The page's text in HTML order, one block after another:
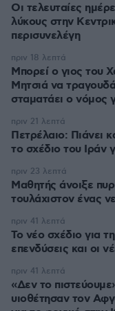
Οι τελευταίες
λύκους στην
περισυνελέγη
Μπορεί ο γιος του
Μητσιά να
σταματάει ο νόμος
πριν 18 λεπτά
Πετρέλαιο: Πιάνει
το σχέδιο του Ιράν
πριν 21 λεπτά
Μαθητής άνοιξε
τουλάχιστον ένας
πριν 23 λεπτά
Το νέο σχέδιο για
επενδύσεις και οι
πριν 41 λεπτά
«Δεν το
υιοθέτησαν τον
πριν 41 λεπτά